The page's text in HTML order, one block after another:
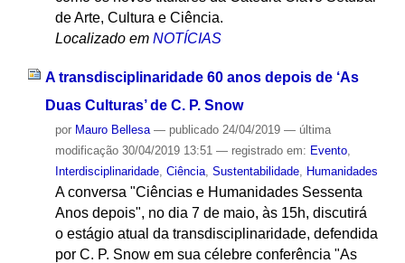
de Arte, Cultura e Ciência.
Localizado em NOTÍCIAS
A transdisciplinaridade 60 anos depois de ‘As
Duas Culturas’ de C. P. Snow
por Mauro Bellesa — publicado24/04/2019 — última
modificação30/04/2019 13:51 — registrado em: Evento,
Interdisciplinaridade, Ciência, Sustentabilidade, Humanidades
A conversa "Ciências e Humanidades Sessenta
Anos depois", no dia 7 de maio, às 15h, discutirá
o estágio atual da transdisciplinaridade, defendida
por C. P. Snow em sua célebre conferência "As